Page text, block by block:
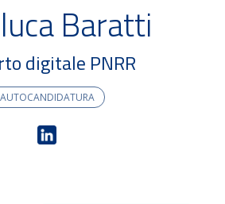
Baratti
digitale PNRR
AUTOCANDIDATURA